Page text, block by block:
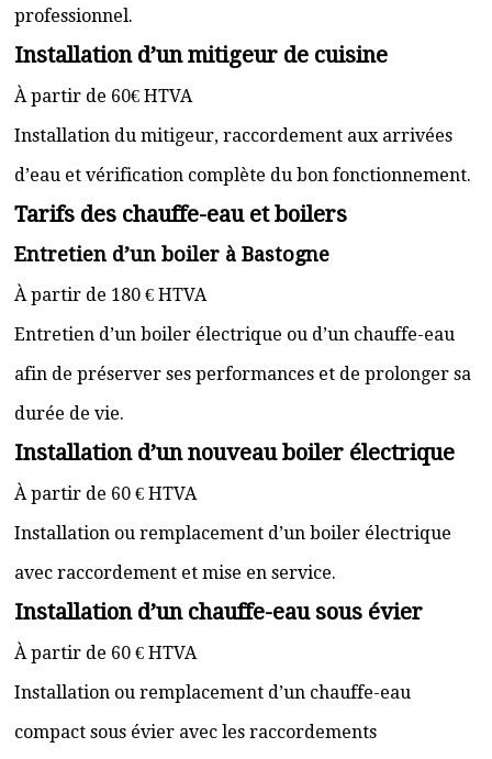
professionnel.
Installation d’un mitigeur de cuisine
À partir de 60€ HTVA
Installation du mitigeur, raccordement aux arrivées
d’eau et vérification complète du bon fonctionnement.
Tarifs des chauffe-eau et boilers
Entretien d’un boiler à Bastogne
À partir de 180 € HTVA
Entretien d’un boiler électrique ou d’un chauffe-eau
afin de préserver ses performances et de prolonger sa
durée de vie.
Installation d’un nouveau boiler électrique
À partir de 60 € HTVA
Installation ou remplacement d’un boiler électrique
avec raccordement et mise en service.
Installation d’un chauffe-eau sous évier
À partir de 60 € HTVA
Installation ou remplacement d’un chauffe-eau
compact sous évier avec les raccordements